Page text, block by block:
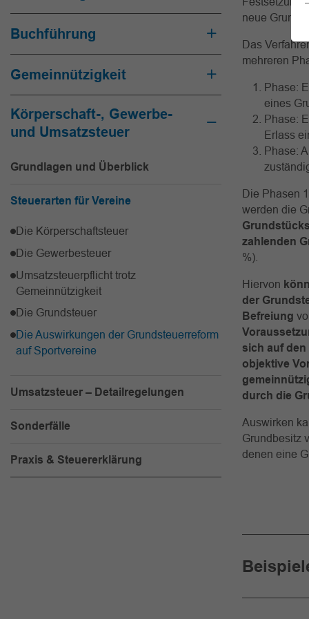
Buchführung
Gemeinnützigkeit
Körperschaft-, Gewerbe-
und Umsatzsteuer
Grundlagen und Überblick
Steuerarten für Vereine
Die Körperschaftsteuer
Die Gewerbesteuer
Umsatzsteuerpflicht trotz
Gemeinnützigkeit
Die Grundsteuer
Die Auswirkungen der Grundsteuerreform
auf Sportvereine
Umsatzsteuer – Detailregelungen
Sonderfälle
Praxis & Steuererklärung
neue
Das
mehreren
Phase:
eines
Phase:
Erlass
Phase:
Die Phasen
werden die
zahlenden
%).
Hiervon
der
Befreiung
sich auf den
objektive
durch die
Auswirken
Grundbesitz
denen eine